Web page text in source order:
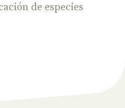
de especies